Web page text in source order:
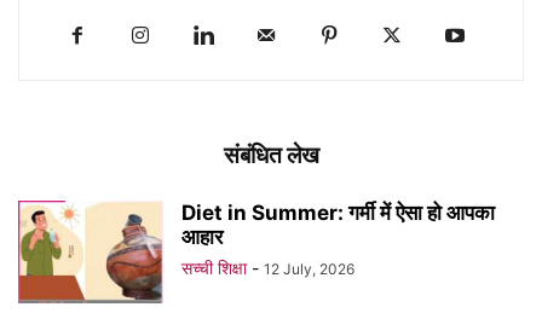
संबंधित लेख
Diet in Summer: गर्मी में ऐसा हो आपका
आहार
सच्ची शिक्षा - 12 July, 2026